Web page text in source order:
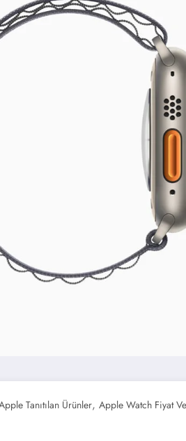
Tanıtılan Ürünler, Apple Watch Fiyat